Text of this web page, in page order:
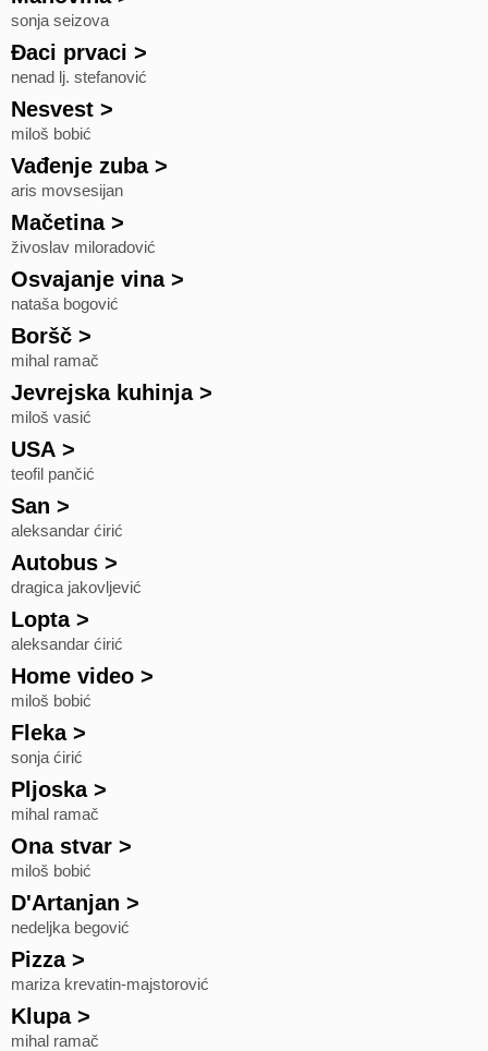
sonja seizova
Đaci prvaci >
nenad lj. stefanović
Nesvest >
miloš bobić
Vađenje zuba>
aris movsesijan
Mačetina>
živoslav miloradović
Osvajanje vina>
nataša bogović
Boršč >
mihal ramač
Jevrejska kuhinja>
miloš vasić
USA >
teofil pančić
San >
aleksandar ćirić
Autobus >
dragica jakovljević
Lopta>
aleksandar ćirić
Home video >
miloš bobić
Fleka>
sonja ćirić
Pljoska>
mihal ramač
Ona stvar >
miloš bobić
D'Artanjan >
nedeljka begović
Pizza>
mariza krevatin-majstorović
Klupa>
mihal ramač